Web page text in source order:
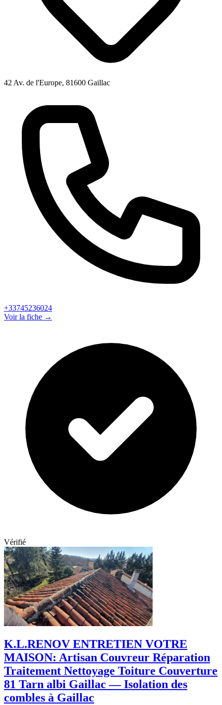
42 Av. de l'Europe, 81600 Gaillac
+33745236024
Voir la fiche →
Vérifié
K.L.RENOV ENTRETIEN VOTRE
MAISON: Artisan Couvreur Réparation
Traitement Nettoyage Toiture Couverture
81 Tarn albi Gaillac — Isolation des
combles à Gaillac